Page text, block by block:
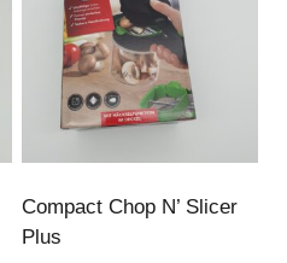
Compact Chop N’ Slicer
Plus